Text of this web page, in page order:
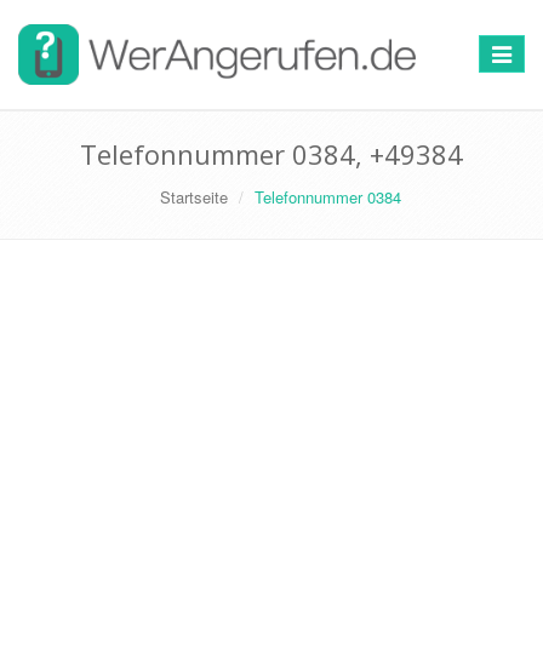
Toggle
Telefonnummer 0384, +49384
Startseite Telefonnummer 0384